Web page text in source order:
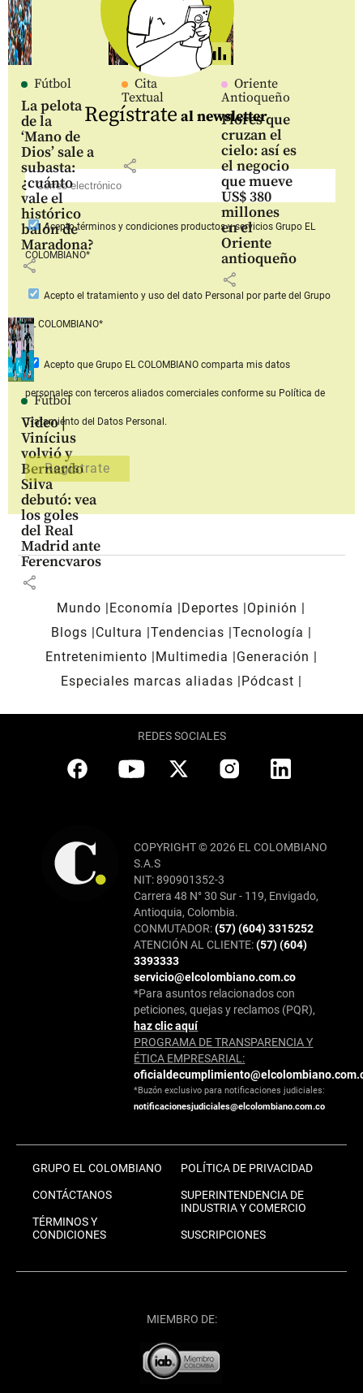
Fútbol
La pelota
de la
‘Mano de
Dios’ sale a
subasta:
¿cuánto
vale el
histórico
balón de
Maradona?
share
Cita
Textual
share
Oriente
Antioqueño
Flores que
cruzan el
cielo: así es
el negocio
que mueve
US$ 380
millones
en el
Oriente
antioqueño
share
Fútbol
Video |
Vinícius
volvió y
Bernardo
Silva
debutó: vea
los goles
del Real
Madrid ante
Ferencvaros
share
Regístrate al newsletter
Aceptotérminos y condiciones productos y serviciosGrupo EL
COLOMBIANO*
Acepto el tratamiento y uso del dato Personal por parte del Grupo
EL COLOMBIANO*
Acepto que Grupo EL COLOMBIANOcomparta mis datos
personales con terceros aliados comerciales conforme su Política de
Tratamiento del Datos Personal.
Mundo Economía Deportes
Opinión
Blogs
Cultura Tendencias Tecnología
Entretenimiento
Multimedia
Generación
Especiales marcas aliadas
Pódcast
REDES SOCIALES
COPYRIGHT © 2026 EL COLOMBIANO
S.A.S
NIT: 890901352-3
Carrera 48 N° 30 Sur - 119, Envigado,
Antioquia, Colombia.
CONMUTADOR:(57) (604) 3315252
ATENCIÓN AL CLIENTE:(57) (604)
3393333
servicio@elcolombiano.com.co
*Para asuntos relacionados con
peticiones, quejas y reclamos (PQR),
haz clic aquí
PROGRAMA DE TRANSPARENCIA Y
ÉTICA EMPRESARIAL:
*Buzón exclusivo para notificaciones judiciales:
notificacionesjudiciales@elcolombiano.com.co
GRUPO EL COLOMBIANO
CONTÁCTANOS
TÉRMINOS Y
CONDICIONES
POLÍTICA DE PRIVACIDAD
SUPERINTENDENCIA DE
INDUSTRIA Y COMERCIO
SUSCRIPCIONES
MIEMBRO DE: